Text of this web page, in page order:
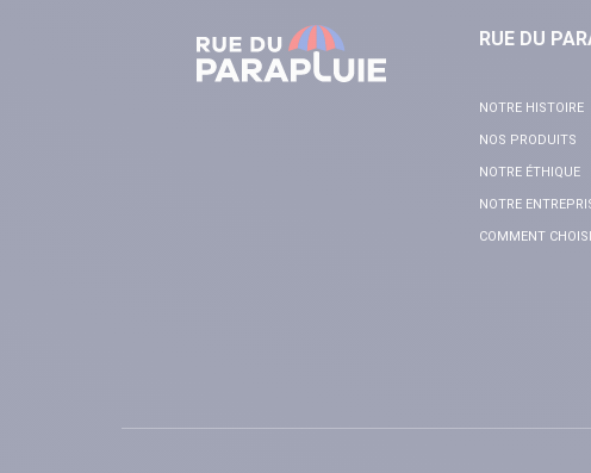
RUE DU
NOTRE HISTOIRE
NOS PRODUITS
NOTRE ÉTHIQUE
NOTRE
COMMENT